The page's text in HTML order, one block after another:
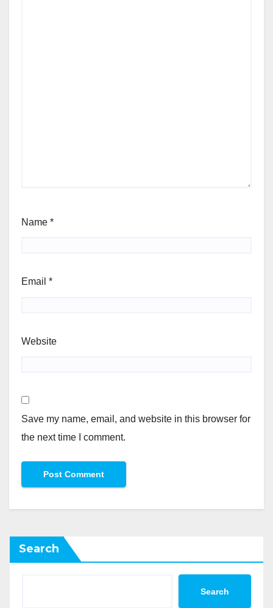
Name *
Email *
Website
Save my name, email, and website in this browser for
the next time I comment.
Search
Search